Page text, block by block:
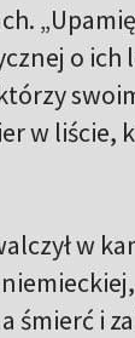
o
w
w
śmierć i